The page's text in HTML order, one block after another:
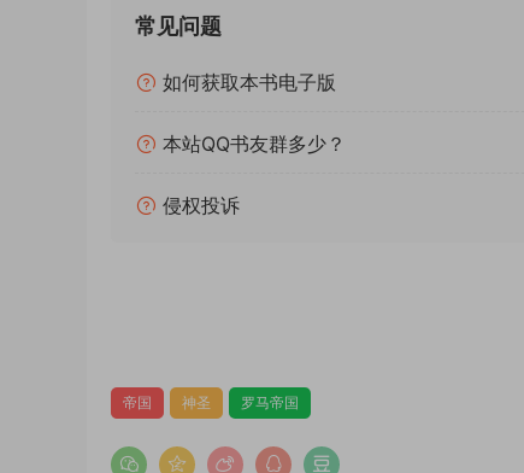
大且细腻，逻辑严谨且通透。
彻底告别“三无帝国”的浅层偏见，读懂一个真
出偏见桎梏，读懂神圣罗马帝国的文明韧性与现
真正伟大的帝国从不止于疆域与强权， 留存千
常见问题
如何获取本书电子版
本站QQ书友群多少？
侵权投诉
帝国 神圣 罗马帝国